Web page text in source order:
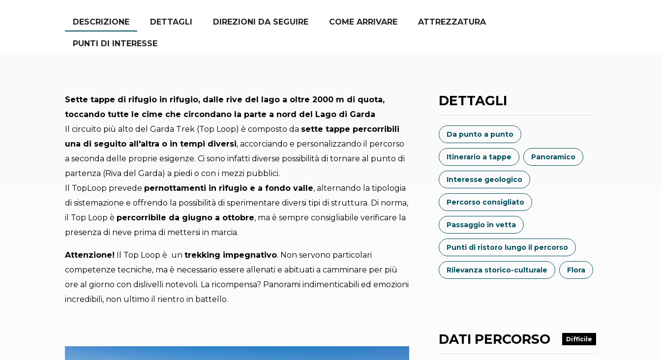
DESCRIZIONE DETTAGLI DIREZIONI DA SEGUIRE COME ARRIVARE ATTREZZATURA
PUNTI DI INTERESSE
Sette tappe di rifugio in rifugio, dalle rive del lago a oltre 2000 m di quota,
toccando tutte le cime che circondano la parte a nord del Lago di Garda
Il circuito più alto del Garda Trek (Top Loop) è composto da sette tappe percorribili
una di seguito all'altra o in tempi diversi, accorciando e personalizzando il percorso
a seconda delle proprie esigenze. Ci sono infatti diverse possibilità di tornare al punto di
partenza (Riva del Garda) a piedi o con i mezzi pubblici.
Il TopLoop prevede pernottamenti in rifugio e a fondo valle, alternando la tipologia
di sistemazione e offrendo la possibilità di sperimentare diversi tipi di struttura. Di norma,
il Top Loop è percorribile da giugno a ottobre, ma è sempre consigliabile verificare la
presenza di neve prima di mettersi in marcia.
Attenzione! Il Top Loop è un trekking impegnativo. Non servono particolari
competenze tecniche, ma è necessario essere allenati e abituati a camminare per più
ore al giorno con dislivelli notevoli. La ricompensa? Panorami indimenticabili ed emozioni
incredibili, non ultimo il rientro in battello.
DETTAGLI
Da punto a punto
Itinerario a tappe Panoramico
Interesse geologico
Percorso consigliato
Passaggio in vetta
Punti di ristoro lungo il percorso
Rilevanza storico-culturale Flora
DATI PERCORSO Difficile